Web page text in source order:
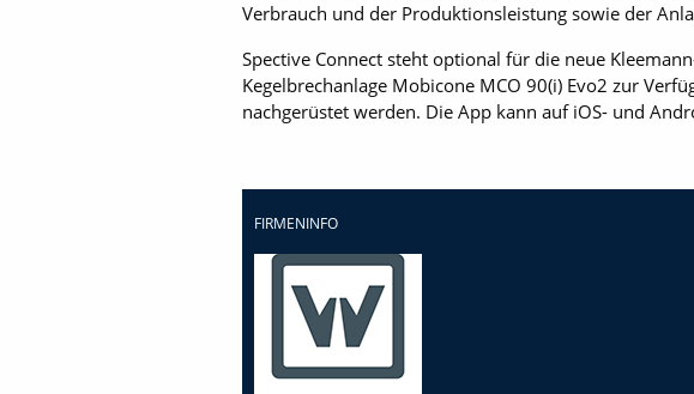
Verbrauch und der Produktionsleistung sowie der
Spective Connect steht optional für die neue
Kegelbrechanlage Mobicone MCO 90(i) Evo2 zur
nachgerüstet werden. Die App kann auf iOS- und
FIRMENINFO